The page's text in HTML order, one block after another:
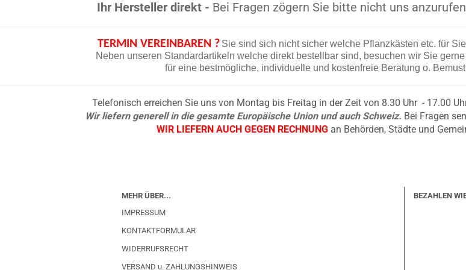
Ihr Hersteller direkt - Bei Fragen zögern Sie bitte nicht uns
TERMIN VEREINBAREN ? Sie sind sich nicht sicher welche Pflanzkästen etc. für
Neben unseren Standardartikeln welche direkt bestellbar sind, besuchen wir Sie
für eine bestmögliche, individuelle und kostenfreie Beratung o.
Telefonisch erreichen Sie uns von Montag bis Freitag in der Zeit von 8.30 Uhr - 17.00
Wir liefern generell in die gesamte Europäische Union und auch Schweiz. Bei Fragen
WIR LIEFERN AUCH GEGEN RECHNUNG an Behörden, Städte und
MEHR ÜBER...
IMPRESSUM
KONTAKTFORMULAR
WIDERRUFSRECHT
VERSAND u. ZAHLUNGSHINWEIS
BEZAHLEN